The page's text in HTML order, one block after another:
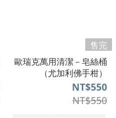
售完
歐瑞克萬用清潔－皂絲桶
（尤加利佛手柑）
NT$550
NT$550